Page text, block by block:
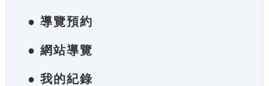
● 導覽預約
● 網站導覽
● 我的紀錄